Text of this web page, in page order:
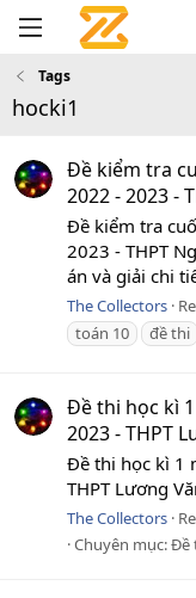
Tags
hocki1
Đề kiểm tra
2022 - 2023 -
Đề kiểm tra
2023 - THPT
án và giải chi
The Collectors
toán 10
đề thi
Đề thi học kì
2023 - THPT
Đề thi học kì 1
THPT Lương
The Collectors
Chuyên mục:Đề